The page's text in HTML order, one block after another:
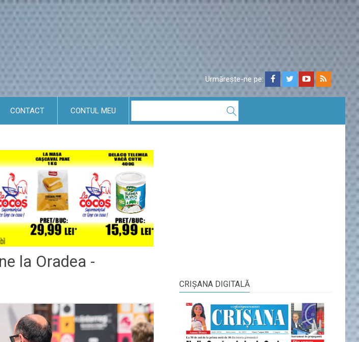
Urmărește-ne pe:
CONTACT CONTUL MEU
la Oradea -
CRIŞANA DIGITALĂ